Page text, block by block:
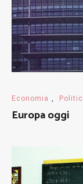
Economia
Europa oggi